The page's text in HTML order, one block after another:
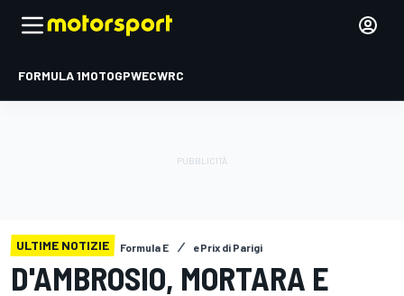
FORMULA 1MOTOGPWECWRC
ULTIME NOTIZIE Formula E ePrix di Parigi
D'AMBROSIO, MORTARA E